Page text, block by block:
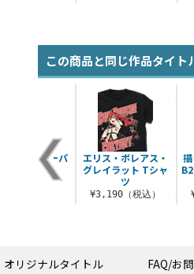
この商品と同じ作品タイト
ニュースペーパ
ーバッグ
（税込）
エリス・ボレアス・
グレイラット Tシャ
ツ
¥3,190（税込）
オリジナルタイトル FAQ/お